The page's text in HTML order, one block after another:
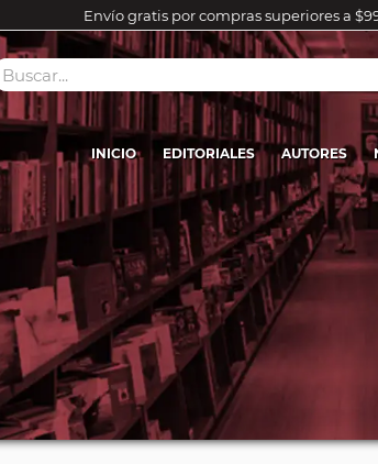
Envío gratis por compras superiores a
INICIO EDITORIALES AUTORES